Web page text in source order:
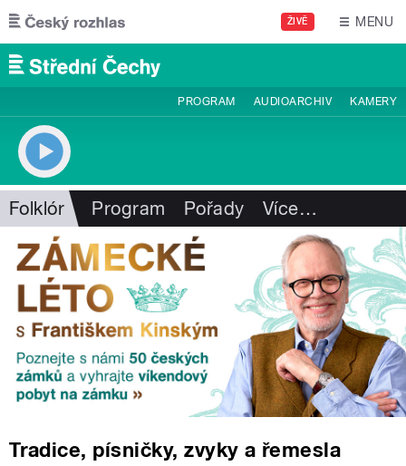
Přejít k hlavnímu obsahu
ŽIVĚ MENU
PROGRAM AUDIOARCHIV KAMERY
Folklór Program Pořady Více…
Tradice, písničky, zvyky a řemesla